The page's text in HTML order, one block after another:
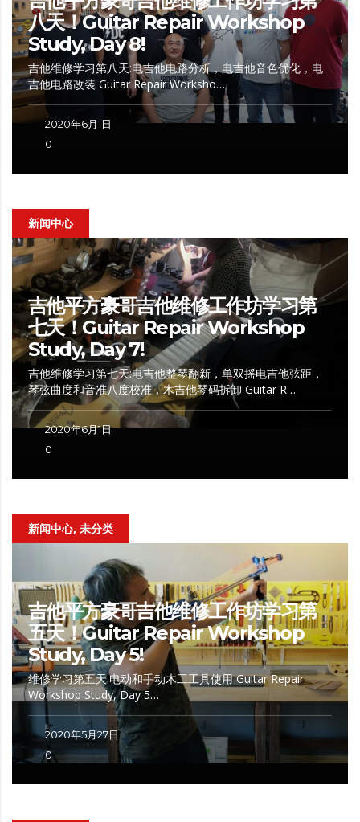
八天！Guitar Repair Workshop
Study, Day 8!
吉他维修学习第八天:电吉他电路分析，电吉他音色优化，电
吉他电路改装 Guitar Repair Worksho…
2020年6月1日
0
新闻中心
吉他平方豪哥吉他维修工作坊学习第
七天！Guitar Repair Workshop
Study, Day 7!
吉他维修学习第七天:电吉他整琴翻新，单双摇电吉他弦距，
琴弦曲度和音准八度校准，木吉他琴码拆卸 Guitar R…
2020年6月1日
0
新闻中心, 未分类
吉他平方豪哥吉他维修工作坊学习第
五天！Guitar Repair Workshop
Study, Day 5!
维修学习第五天:电动和手动木工工具使用 Guitar Repair
Workshop Study, Day 5…
2020年5月27日
0